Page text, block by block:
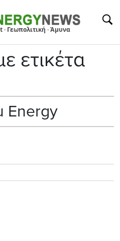
Γεωπολιτική · Άμυνα
ετικέτα
Energy